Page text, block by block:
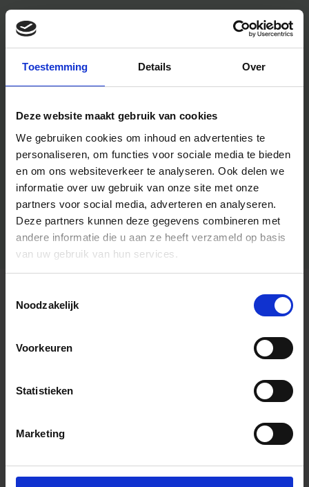
Toestemming Details Over
Deze website maakt gebruik van cookies
We gebruiken cookies om inhoud en advertenties te
personaliseren, om functies voor sociale media te bieden
en om ons websiteverkeer te analyseren. Ook delen we
informatie over uw gebruik van onze site met onze
partners voor social media, adverteren en analyseren.
Deze partners kunnen deze gegevens combineren met
andere informatie die u aan ze heeft verzameld op basis
van uw gebruik van hun services.
Noodzakelijk
Voorkeuren
Statistieken
Marketing
Algemene informatie
Foto’s ({{photos.length}})